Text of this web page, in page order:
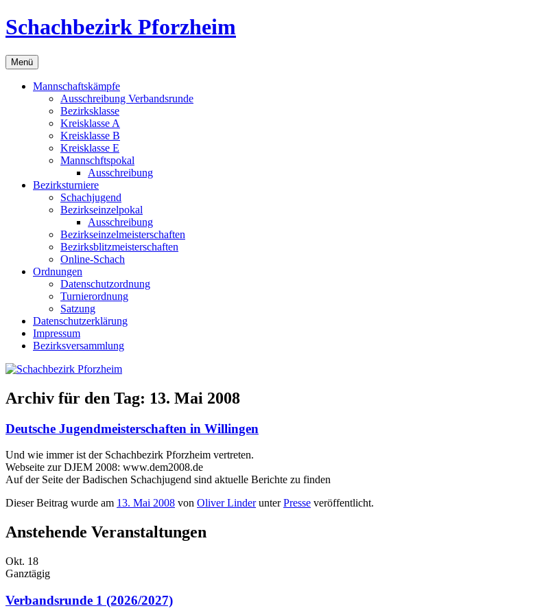
Zum
Inhalt
Schachbezirk Pforzheim
Menü
Mannschaftskämpfe
Ausschreibung Verbandsrunde
Bezirksklasse
Kreisklasse A
Kreisklasse B
Kreisklasse E
Mannschftspokal
Ausschreibung
Bezirksturniere
Schachjugend
Bezirkseinzelpokal
Ausschreibung
Bezirkseinzelmeisterschaften
Bezirksblitzmeisterschaften
Online-Schach
Ordnungen
Datenschutzordnung
Turnierordnung
Satzung
Datenschutzerklärung
Impressum
Bezirksversammlung
Archiv für den Tag: 13. Mai 2008
Deutsche Jugendmeisterschaften in Willingen
Und wie immer ist der Schachbezirk Pforzheim vertreten.
Webseite zur DJEM 2008: www.dem2008.de
Auf der Seite der Badischen Schachjugend sind aktuelle Berichte zu finden
Dieser Beitrag wurde am 13. Mai 2008 von Oliver LinderunterPresse veröffentlicht.
Anstehende Veranstaltungen
Okt. 18
Ganztägig
Verbandsrunde 1 (2026/2027)